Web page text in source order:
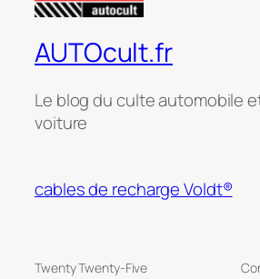
AUTOcult.fr
Le blog du culte automobile
voiture
cables de recharge Voldt®
Twenty Twenty-Five